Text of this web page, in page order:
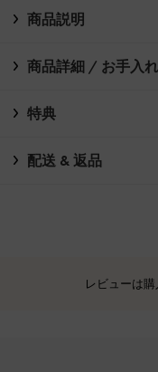
商品説明
商品詳細 / お手入
特典
配送 & 返品
レビューは